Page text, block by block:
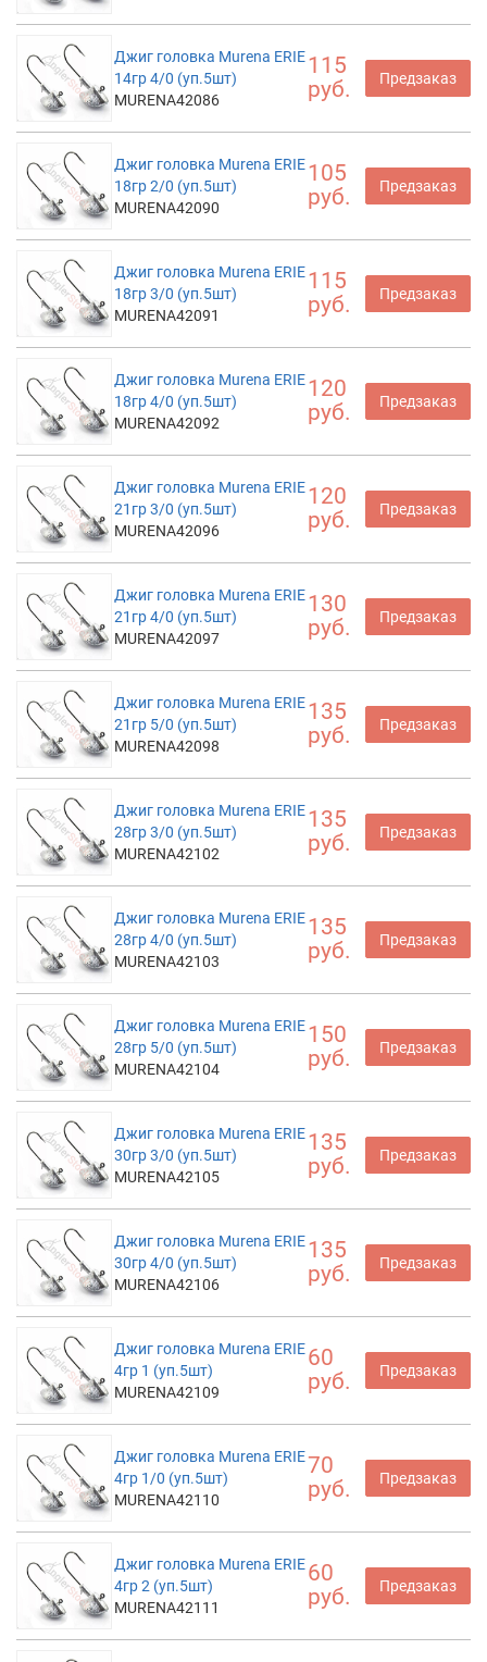
Джиг головка Murena ERIE
14гр 4/0 (уп.5шт)
MURENA42086
115
руб.
Предзаказ
Джиг головка Murena ERIE
18гр 2/0 (уп.5шт)
MURENA42090
105
руб.
Предзаказ
Джиг головка Murena ERIE
18гр 3/0 (уп.5шт)
MURENA42091
115
руб.
Предзаказ
Джиг головка Murena ERIE
18гр 4/0 (уп.5шт)
MURENA42092
120
руб.
Предзаказ
Джиг головка Murena ERIE
21гр 3/0 (уп.5шт)
MURENA42096
120
руб.
Предзаказ
Джиг головка Murena ERIE
21гр 4/0 (уп.5шт)
MURENA42097
130
руб.
Предзаказ
Джиг головка Murena ERIE
21гр 5/0 (уп.5шт)
MURENA42098
135
руб.
Предзаказ
Джиг головка Murena ERIE
28гр 3/0 (уп.5шт)
MURENA42102
135
руб.
Предзаказ
Джиг головка Murena ERIE
28гр 4/0 (уп.5шт)
MURENA42103
135
руб.
Предзаказ
Джиг головка Murena ERIE
28гр 5/0 (уп.5шт)
MURENA42104
150
руб.
Предзаказ
Джиг головка Murena ERIE
30гр 3/0 (уп.5шт)
MURENA42105
135
руб.
Предзаказ
Джиг головка Murena ERIE
30гр 4/0 (уп.5шт)
MURENA42106
135
руб.
Предзаказ
Джиг головка Murena ERIE
4гр 1 (уп.5шт)
MURENA42109
60
руб.
Предзаказ
Джиг головка Murena ERIE
4гр 1/0 (уп.5шт)
MURENA42110
70
руб.
Предзаказ
Джиг головка Murena ERIE
4гр 2 (уп.5шт)
MURENA42111
60
руб.
Предзаказ